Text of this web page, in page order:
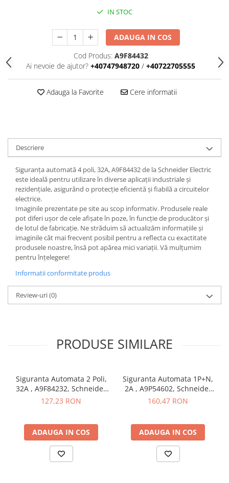
Iluminat de Siguranță
Lămpi și componente
Catarge
Montaj Lateral Catarg
Montaj pe acoperis
Paratrăsnete ESE — PDA Integrat
Electric
Piese de adaptare
Prize, întrerupătoare, detectoare
de mișcare și accesorii
Altele
Detectoare de mișcare
Prelungitoare, Stechere, Accesorii
Prize de difuzor
Prize internet
Prize TV
Prize și fișe industriale
IN STOC
ADAUGA IN COS
Cod Produs: A9F84432
Ai nevoie de ajutor? +40747948720 / +40722705555
Adauga la Favorite Cere informatii
Descriere
Siguranța automată 4 poli, 32A, A9F84432 de la Schneider Electric
este ideală pentru utilizare în diverse aplicații industriale și
rezidențiale, asigurând o protecție eficientă și fiabilă a circuitelor
electrice.
Imaginile prezentate pe site au scop informativ. Produsele reale
pot diferi ușor de cele afișate în poze, în funcție de producător și
de lotul de fabricație. Ne străduim să actualizăm informațiile și
imaginile cât mai frecvent posibil pentru a reflecta cu exactitate
produsele noastre, însă pot apărea mici variații. Vă mulțumim
pentru înțelegere!
Informatii conformitate produs
Review-uri(0)
PRODUSE SIMILARE
Siguranta Automata 2 Poli,
32A , A9F84232, Schneider
Electric
127,23 RON
ADAUGA IN COS
Siguranta Automata 1P+N,
2A , A9P54602, Schneider
Electric
160,47 RON
ADAUGA IN COS